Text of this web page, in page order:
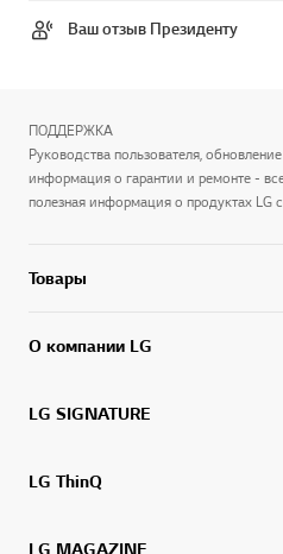
Ваш отзыв Президенту
ПОДДЕРЖКА
Руководства пользователя,
информация о гарантии и ремонте -
полезная информация о продуктах LG
Товары
О компании LG
LG SIGNATURE
LG ThinQ
LG MAGAZINE